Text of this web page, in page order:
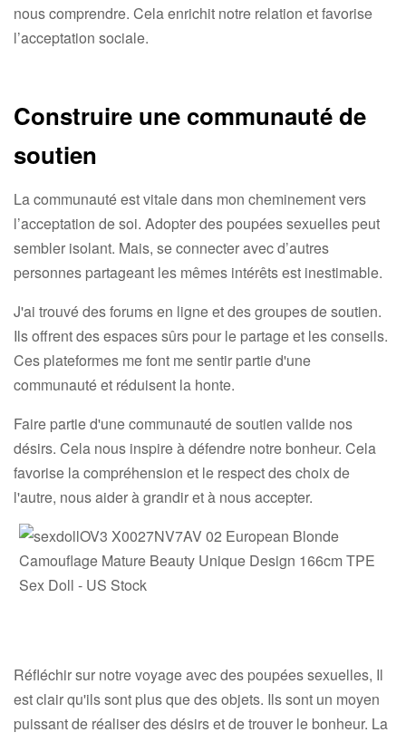
nous comprendre. Cela enrichit notre relation et favorise
l’acceptation sociale.
Construire une communauté de
soutien
La communauté est vitale dans mon cheminement vers
l’acceptation de soi. Adopter des poupées sexuelles peut
sembler isolant. Mais, se connecter avec d’autres
personnes partageant les mêmes intérêts est inestimable.
J'ai trouvé des forums en ligne et des groupes de soutien.
Ils offrent des espaces sûrs pour le partage et les conseils.
Ces plateformes me font me sentir partie d'une
communauté et réduisent la honte.
Faire partie d'une communauté de soutien valide nos
désirs. Cela nous inspire à défendre notre bonheur. Cela
favorise la compréhension et le respect des choix de
l'autre, nous aider à grandir et à nous accepter.
Réfléchir sur notre voyage avec des poupées sexuelles, Il
est clair qu'ils sont plus que des objets. Ils sont un moyen
puissant de réaliser des désirs et de trouver le bonheur. La